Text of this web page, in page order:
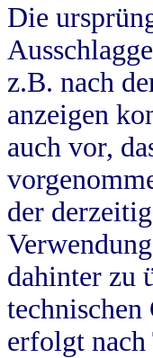
Die
z.B. nach
anzeigen
auch vor,
der
dahinter zu
erfolgt nach